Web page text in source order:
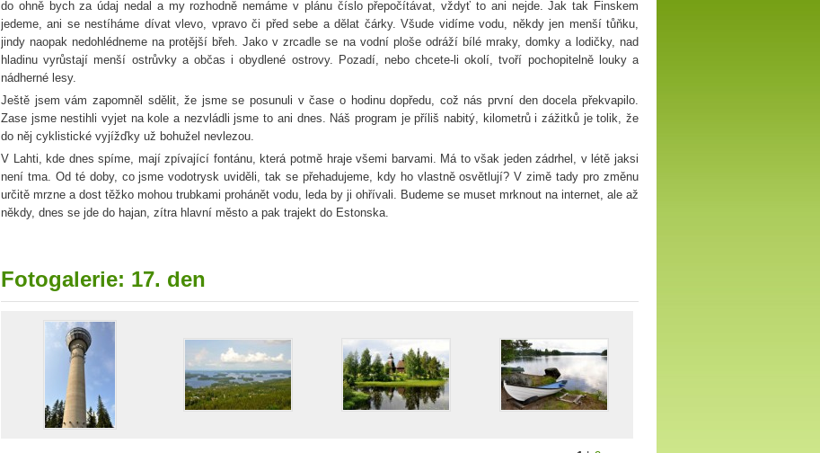
do ohně bych za údaj nedal a my rozhodně nemáme v plánu číslo přepočítávat, vždyť to ani nejde. Jak tak Finskem
jedeme, ani se nestíháme dívat vlevo, vpravo či před sebe a dělat čárky. Všude vidíme vodu, někdy jen menší tůňku,
jindy naopak nedohlédneme na protější břeh. Jako v zrcadle se na vodní ploše odráží bílé mraky, domky a lodičky, nad
hladinu vyrůstají menší ostrůvky a občas i obydlené ostrovy. Pozadí, nebo chcete-li okolí, tvoří pochopitelně louky a
nádherné lesy.
Ještě jsem vám zapomněl sdělit, že jsme se posunuli v čase o hodinu dopředu, což nás první den docela překvapilo.
Zase jsme nestihli vyjet na kole a nezvládli jsme to ani dnes. Náš program je příliš nabitý, kilometrů i zážitků je tolik, že
do něj cyklistické vyjížďky už bohužel nevlezou.
V Lahti, kde dnes spíme, mají zpívající fontánu, která potmě hraje všemi barvami. Má to však jeden zádrhel, v létě jaksi
není tma. Od té doby, co jsme vodotrysk uviděli, tak se přehadujeme, kdy ho vlastně osvětlují? V zimě tady pro změnu
určitě mrzne a dost těžko mohou trubkami prohánět vodu, leda by ji ohřívali. Budeme se muset mrknout na internet, ale až
někdy, dnes se jde do hajan, zítra hlavní město a pak trajekt do Estonska.
Fotogalerie: 17. den